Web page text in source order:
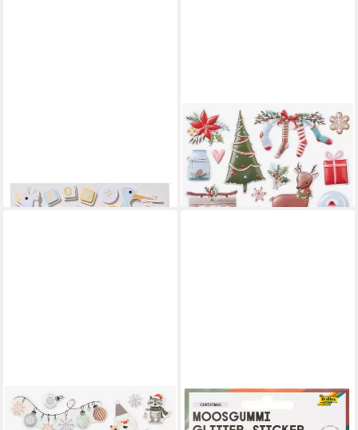
lieferbar - in 3-4 Werktagen bei dir
HOBBYFUN
Aufkleber Sticker Joy, 23
Stück
6,91 €
lieferbar - in 3-4 Werktagen bei dir
HOBBYFUN
Aufkleber Merry Christmas,
FOLIA
Aufkleber